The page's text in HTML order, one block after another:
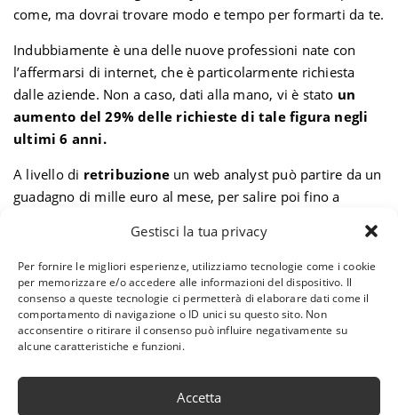
Gestisci la tua privacy
Per fornire le migliori esperienze, utilizziamo tecnologie come i cookie
per memorizzare e/o accedere alle informazioni del dispositivo. Il
consenso a queste tecnologie ci permetterà di elaborare dati come il
comportamento di navigazione o ID unici su questo sito. Non
acconsentire o ritirare il consenso può influire negativamente su
alcune caratteristiche e funzioni.
Accetta
come, ma dovrai trovare modo e tempo per formarti da te.
Indubbiamente è una delle nuove professioni nate con
l’affermarsi di internet, che è particolarmente richiesta
dalle aziende. Non a caso, dati alla mano, vi è stato un
aumento del 29% delle richieste di tale figura negli
ultimi 6 anni.
A livello di retribuzione un web analyst può partire da un
guadagno di mille euro al mese, per salire poi fino a
ottime potenzialità e grande personalizzazione di ogni
servizio offerto, è possibile anche arrivare a 3.500 euro,
soprattutto nel nord Europa!
WEB